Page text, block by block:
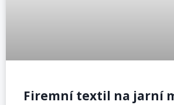
Firemní textil na jarní